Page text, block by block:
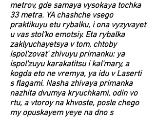
metrov, gde samaya vysokaya tochka
33 metra. YA chashche vsego
praktikuyu etu rybalku, i ona vyzyvayet
u vas stol'ko emotsiy. Eta rybalka
zaklyuchayetsya v tom, chtoby
ispol'zovat' zhivuyu primanku: ya
ispol'zuyu karakatitsu i kal'mary, a
kogda eto ne vremya, ya idu v Laserti
s flagami. Nasha zhivaya primanka
nazhita dvumya kryuchkami, odin vo
rtu, a vtoroy na khvoste, posle chego
my opuskayem yeye na dno s